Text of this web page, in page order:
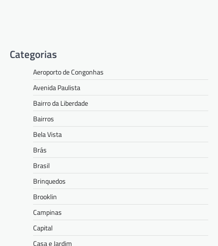
Categorias
Aeroporto de Congonhas
Avenida Paulista
Bairro da Liberdade
Bairros
Bela Vista
Brás
Brasil
Brinquedos
Brooklin
Campinas
Capital
Casa e Jardim